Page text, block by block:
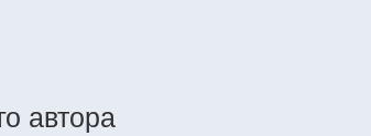
автора